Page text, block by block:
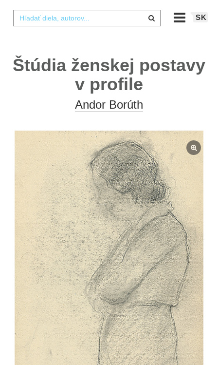
SK
Štúdia ženskej postavy
v profile
Andor Borúth